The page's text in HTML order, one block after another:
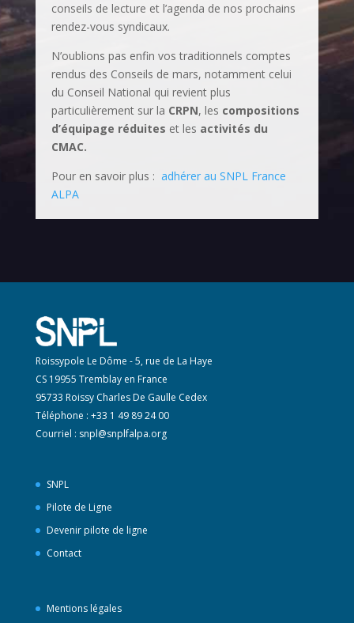
conseils de lecture et l’agenda de nos prochains
rendez-vous syndicaux.
N’oublions pas enfin vos traditionnels comptes
rendus des Conseils de mars, notamment celui
du Conseil National qui revient plus
particulièrement sur la CRPN, les compositions
d’équipage réduites et les activités du
CMAC.
Pour en savoir plus : adhérer au SNPL France
ALPA
Roissypole Le Dôme - 5, rue de La Haye
CS 19955 Tremblay en France
95733 Roissy Charles De Gaulle Cedex
Téléphone : +33 1 49 89 24 00
Courriel : snpl@snplfalpa.org
SNPL
Pilote de Ligne
Devenir pilote de ligne
Contact
Mentions légales